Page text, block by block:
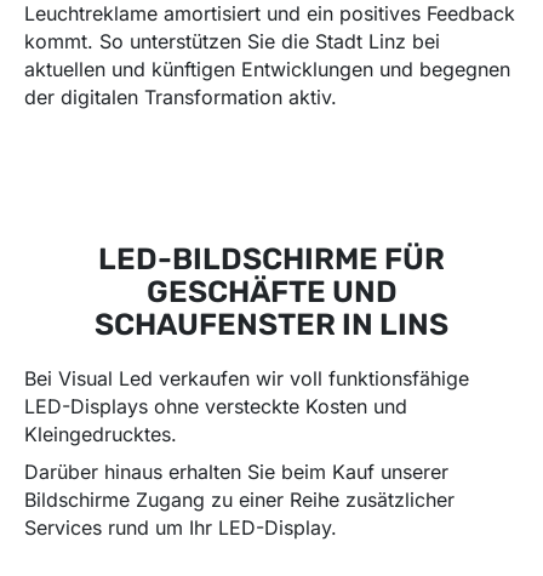
Leuchtreklame amortisiert und ein positives Feedback
kommt. So unterstützen Sie die Stadt Linz bei
aktuellen und künftigen Entwicklungen und begegnen
der digitalen Transformation aktiv.
LED-BILDSCHIRME FÜR
GESCHÄFTE UND
SCHAUFENSTER IN LINS
Bei Visual Led verkaufen wir voll funktionsfähige
LED-Displays ohne versteckte Kosten und
Kleingedrucktes.
Darüber hinaus erhalten Sie beim Kauf unserer
Bildschirme Zugang zu einer Reihe zusätzlicher
Services rund um Ihr LED-Display.